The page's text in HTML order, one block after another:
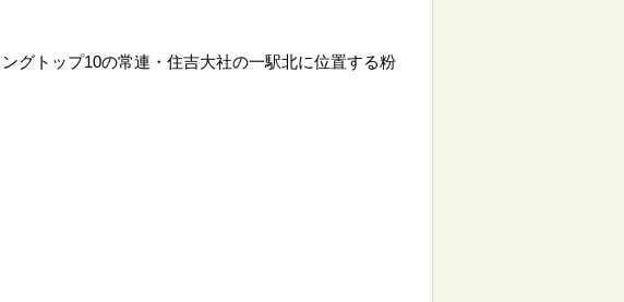
グトップ10の常連・住吉大社の一駅北に位置する粉